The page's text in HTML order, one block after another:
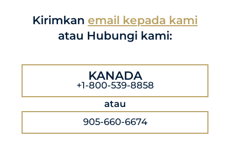
Kirimkan email kepada kami
atau Hubungi kami:
KANADA
+1-800-539-8858
atau
905-660-6674